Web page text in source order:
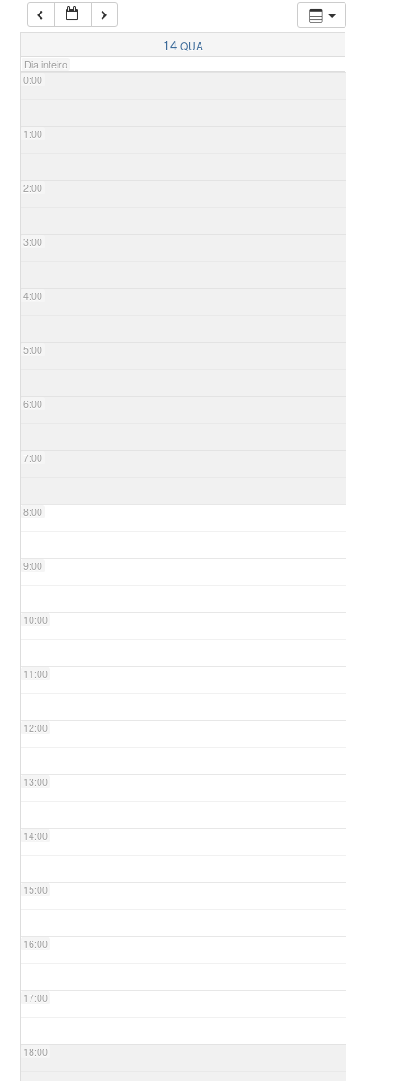
14QUA
Dia inteiro
0:00
1:00
2:00
3:00
4:00
5:00
6:00
7:00
8:00
9:00
10:00
11:00
12:00
13:00
14:00
15:00
16:00
17:00
18:00